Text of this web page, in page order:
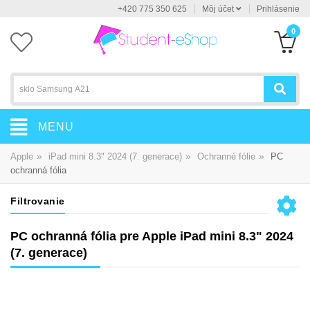
+420 775 350 625 Môj účet Prihlásenie
0
MENU
Apple » iPad mini 8.3" 2024 (7. generace) » Ochranné fólie »
PC
ochranná fólia
Filtrovanie
PC ochranná fólia pre Apple iPad mini 8.3" 2024
(7. generace)